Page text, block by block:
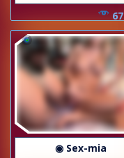
◉ Sex-mia